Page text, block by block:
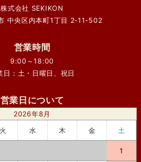
株式会社 SEKIKON
中央区内本町1丁目 2-11-502
営業時間
9:00～18:00
日：土・日曜日、祝日
営業日について
2026年8月
火 水 木 金 土
1